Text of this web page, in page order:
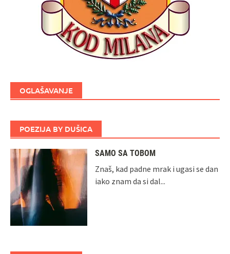
OGLAŠAVANJE
POEZIJA BY DUŠICA
SAMO SA TOBOM
Znaš, kad padne mrak i ugasi se dan
iako znam da si dal...